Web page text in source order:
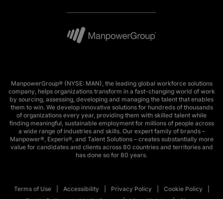
ManpowerGroup® (NYSE: MAN), the leading global workforce solutions
company, helps organizations transform in a fast-changing world of work
by sourcing, assessing, developing and managing the talent that enables
them to win. We develop innovative solutions for hundreds of thousands
of organizations every year, providing them with skilled talent while
finding meaningful, sustainable employment for millions of people across
a wide range of industries and skills. Our expert family of brands –
Manpower®, Experis®, and Talent Solutions – creates substantially more
value for candidates and clients across 80 countries and territories and
has done so for 80 years.
Terms of Use Accessibility Privacy Policy Cookie Policy